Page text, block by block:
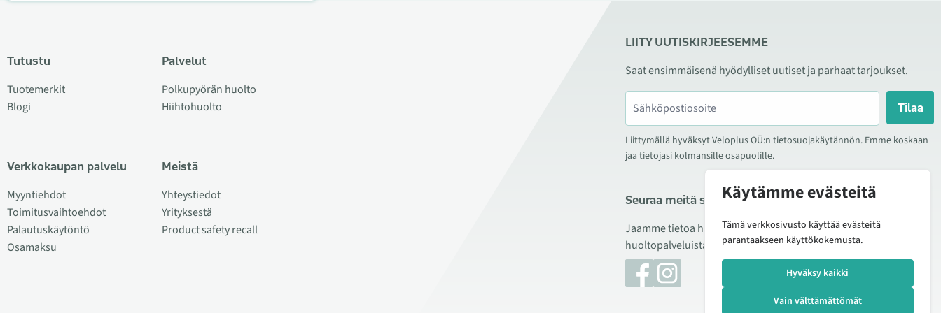
Tutustu
Tuotemerkit
Blogi
Verkkokaupan palvelu
Myyntiehdot
Toimitusvaihtoehdot
Palautuskäytöntö
Osamaksu
Palvelut
Polkupyörän huolto
Hiihtohuolto
Meistä
Yhteystiedot
Yrityksestä
Product safety recall
LIITY UUTISKIRJEESEMME
Saat ensimmäisenä hyödylliset uutiset ja parhaat tarjoukset.
Tilaa
Liittymällä hyväksyt Veloplus OÜ:n tietosuojakäytännön. Emme koskaan
jaa tietojasi kolmansille osapuolille.
Seuraa meitä sosiaalisessa mediassa
Jaamme tietoa hyvistä tarjouksista, uusista tuotteista ja
huoltopalveluista. Joskus julkaisemme myös tuote-esittelyjä.
Käytämme evästeitä
Tämä verkkosivusto käyttää evästeitä
parantaakseen käyttökokemusta.
Hyväksy kaikki
Vain välttämättömät